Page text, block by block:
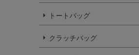
トートバッグ
クラッチバッグ